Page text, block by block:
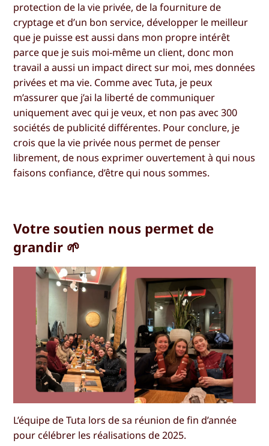
protection de la vie privée, de la fourniture de
cryptage et d’un bon service, développer le meilleur
que je puisse est aussi dans mon propre intérêt
parce que je suis moi-même un client, donc mon
travail a aussi un impact direct sur moi, mes données
privées et ma vie. Comme avec Tuta, je peux
m’assurer que j’ai la liberté de communiquer
uniquement avec qui je veux, et non pas avec 300
sociétés de publicité différentes. Pour conclure, je
crois que la vie privée nous permet de penser
librement, de nous exprimer ouvertement à qui nous
faisons confiance, d’être qui nous sommes.
Votre soutien nous permet de
grandir 🌱
L’équipe de Tuta lors de sa réunion de fin d’année
pour célébrer les réalisations de 2025.